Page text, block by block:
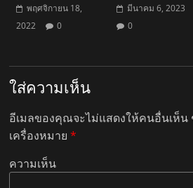
พฤศจิกายน 18,
2022
0
มีนาคม 6, 2023
0
ใส่ความเห็น
อีเมลของคุณจะไม่แสดงให้คนอื่นเห็น
เครื่องหมาย*
ความเห็น